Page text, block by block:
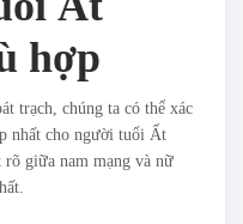
hợp
trạch, chúng ta có thể xác
nhất cho người tuổi Ất
giữa nam mạng và nữ